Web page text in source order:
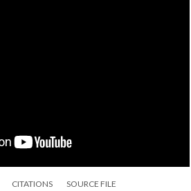
CITATIONS SOURCE FILE